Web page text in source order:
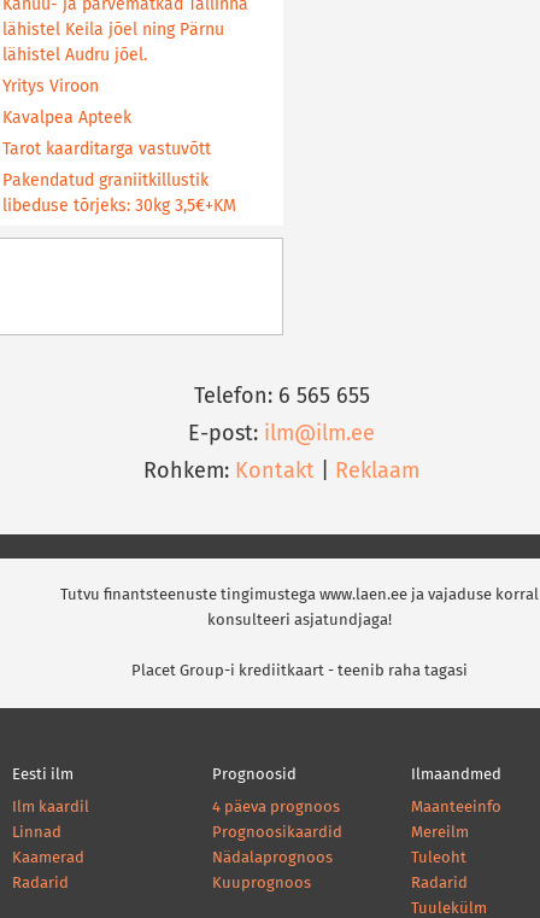
Kanuu- ja parvematkad Tallinna
lähistel Keila jõel ning Pärnu
lähistel Audru jõel.
Yritys Viroon
Kavalpea Apteek
Tarot kaarditarga vastuvõtt
Pakendatud graniitkillustik
libeduse tõrjeks: 30kg 3,5€+KM
Telefon: 6 565 655
E-post: ilm@ilm.ee
Rohkem: Kontakt Reklaam
Tutvu finantsteenuste tingimustega www.laen.ee ja vajaduse korral
konsulteeri asjatundjaga!
Placet Group-i krediitkaart - teenib raha tagasi
Eesti ilm
Ilm kaardil
Linnad
Kaamerad
Radarid
Prognoosid
4 päeva prognoos
Prognoosikaardid
Nädalaprognoos
Kuuprognoos
Ilmaandmed
Maanteeinfo
Mereilm
Tuleoht
Radarid
Tuulekülm